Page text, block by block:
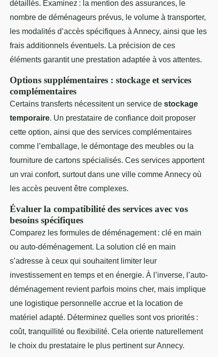
détaillés. Examinez : la mention des assurances, le
nombre de déménageurs prévus, le volume à transporter,
les modalités d’accès spécifiques à Annecy, ainsi que les
frais additionnels éventuels. La précision de ces
éléments garantit une prestation adaptée à vos attentes.
Options supplémentaires : stockage et services
complémentaires
Certains transferts nécessitent un service de stockage
temporaire . Un prestataire de confiance doit proposer
cette option, ainsi que des services complémentaires
comme l’emballage, le démontage des meubles ou la
fourniture de cartons spécialisés. Ces services apportent
un vrai confort, surtout dans une ville comme Annecy où
les accès peuvent être complexes.
Évaluer la compatibilité des services avec vos
besoins spécifiques
Comparez les formules de déménagement : clé en main
ou auto-déménagement. La solution clé en main
s’adresse à ceux qui souhaitent limiter leur
investissement en temps et en énergie. À l’inverse, l’auto-
déménagement revient parfois moins cher, mais implique
une logistique personnelle accrue et la location de
matériel adapté. Déterminez quelles sont vos priorités :
coût, tranquillité ou flexibilité. Cela oriente naturellement
le choix du prestataire le plus pertinent sur Annecy.